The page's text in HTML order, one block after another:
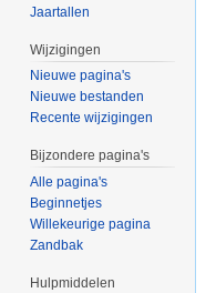
Jaartallen
Wijzigingen
Nieuwe pagina's
Nieuwe bestanden
Recente wijzigingen
Bijzondere pagina's
Alle pagina's
Beginnetjes
Willekeurige pagina
Zandbak
Hulpmiddelen